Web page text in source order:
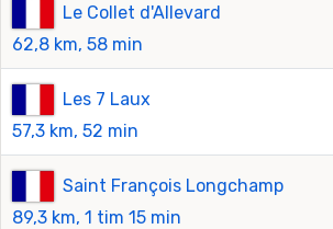
Le Collet d'Allevard
62,8 km, 58 min
Les 7 Laux
57,3 km, 52 min
Saint François Longchamp
89,3 km, 1 tim 15 min